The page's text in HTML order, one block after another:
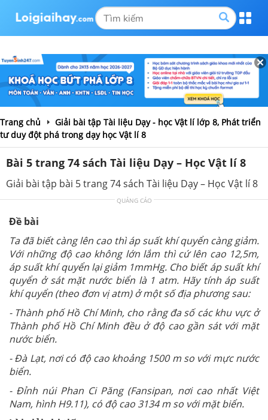
Trang chủ
Giải bài tập Tài liệu Dạy - học Vật lí lớp 8, Phát triển
tư duy đột phá trong dạy học Vật lí 8
Bài 5 trang 74 sách Tài liệu Dạy – Học Vật lí 8
Giải bài tập bài 5 trang 74 sách Tài liệu Dạy – Học Vật lí 8
QUẢNG CÁO
Đề bài
Ta đã biết càng lên cao thì áp suất khí quyển càng giảm.
Với những độ cao không lớn lắm thì cứ lên cao 12,5m,
áp suất khí quyển lại giảm 1mmHg. Cho biết áp suất khí
quyển ở sát mặt nước biển là 1 atm. Hãy tính áp suất
khí quyển (theo đơn vị atm) ở một số địa phương sau:
- Thành phố Hồ Chí Minh, cho rằng đa số các khu vực ở
Thành phố Hồ Chí Minh đều ở độ cao gần sát với mặt
nước biển.
- Đà Lạt, nơi có độ cao khoảng 1500 m so với mực nước
biển.
- Đỉnh núi Phan Ci Păng (Fansipan, nơi cao nhất Việt
Nam, hình H9.11), có độ cao 3134 m so với mặt biển.